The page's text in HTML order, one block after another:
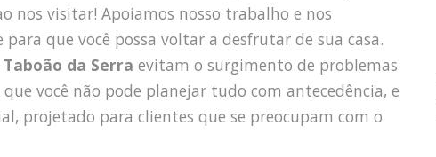
nos visitar! Apoiamos nosso trabalho e nos
que você possa voltar a desfrutar de sua casa.
da Serra evitam o surgimento de problemas
você não pode planejar tudo com antecedência, e
projetado para clientes que se preocupam com o